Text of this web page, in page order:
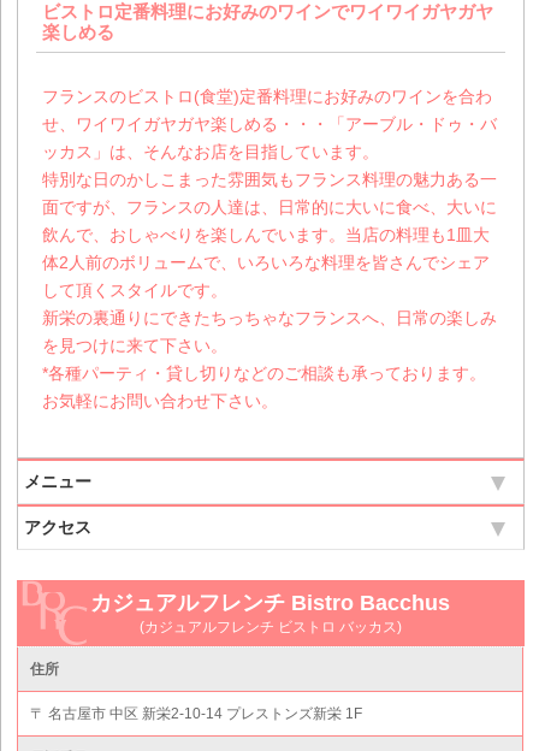
ビストロ定番料理にお好みのワインでワイワイガヤガヤ
楽しめる
フランスのビストロ(食堂)定番料理にお好みのワインを合わ
せ、ワイワイガヤガヤ楽しめる・・・「アーブル・ドゥ・バ
ッカス」は、そんなお店を目指しています。
特別な日のかしこまった雰囲気もフランス料理の魅力ある一
面ですが、フランスの人達は、日常的に大いに食べ、大いに
飲んで、おしゃべりを楽しんでいます。当店の料理も1皿大
体2人前のボリュームで、いろいろな料理を皆さんでシェア
して頂くスタイルです。
新栄の裏通りにできたちっちゃなフランスへ、日常の楽しみ
を見つけに来て下さい。
*各種パーティ・貸し切りなどのご相談も承っております。
お気軽にお問い合わせ下さい。
メニュー
アクセス
カジュアルフレンチ Bistro Bacchus
(カジュアルフレンチ ビストロ バッカス)
住所
〒 名古屋市 中区 新栄2-10-14 プレストンズ新栄 1F